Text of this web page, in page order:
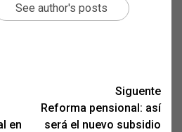
See author's posts
en
Siguente
Reforma pensional: así
será el nuevo subsidio